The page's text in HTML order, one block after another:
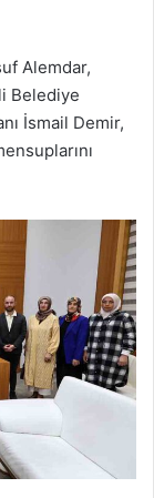
Alemdar,
Belediye
İsmail Demir,